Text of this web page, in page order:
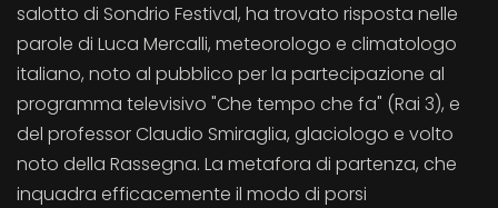
salotto di Sondrio Festival, ha trovato risposta nelle
parole di Luca Mercalli, meteorologo e climatologo
italiano, noto al pubblico per la partecipazione al
programma televisivo "Che tempo che fa" (Rai 3), e
del professor Claudio Smiraglia, glaciologo e volto
noto della Rassegna. La metafora di partenza, che
inquadra efficacemente il modo di porsi